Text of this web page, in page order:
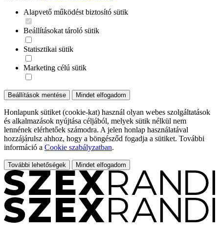
Alapvető működést biztosító sütik
Beállításokat tároló sütik
Statisztikai sütik
Marketing célú sütik
Beállítások mentése Mindet elfogadom
Honlapunk sütiket (cookie-kat) használ olyan webes szolgáltatások
és alkalmazások nyújtása céljából, melyek sütik nélkül nem
lennének elérhetőek számodra. A jelen honlap használatával
hozzájárulsz ahhoz, hogy a böngésződ fogadja a sütiket. További
információ a Cookie szabályzatban.
További lehetőségek Mindet elfogadom